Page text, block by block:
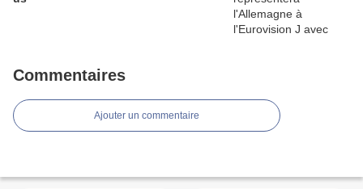
Commentaires
Ajouter un commentaire